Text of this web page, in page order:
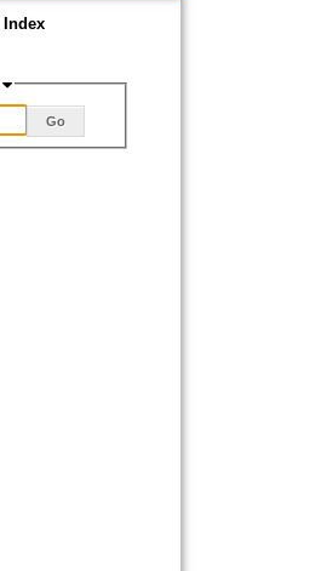
Index
Go